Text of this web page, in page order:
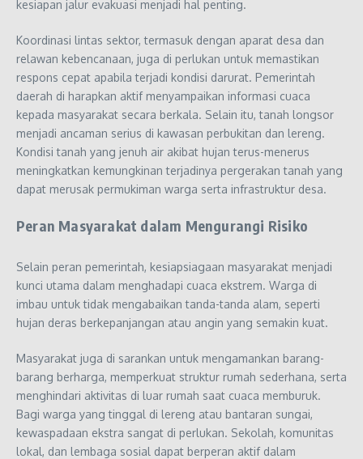
kesiapan jalur evakuasi menjadi hal penting.
Koordinasi lintas sektor, termasuk dengan aparat desa dan
relawan kebencanaan, juga di perlukan untuk memastikan
respons cepat apabila terjadi kondisi darurat. Pemerintah
daerah di harapkan aktif menyampaikan informasi cuaca
kepada masyarakat secara berkala. Selain itu, tanah longsor
menjadi ancaman serius di kawasan perbukitan dan lereng.
Kondisi tanah yang jenuh air akibat hujan terus-menerus
meningkatkan kemungkinan terjadinya pergerakan tanah yang
dapat merusak permukiman warga serta infrastruktur desa.
Peran Masyarakat dalam Mengurangi Risiko
Selain peran pemerintah, kesiapsiagaan masyarakat menjadi
kunci utama dalam menghadapi cuaca ekstrem. Warga di
imbau untuk tidak mengabaikan tanda-tanda alam, seperti
hujan deras berkepanjangan atau angin yang semakin kuat.
Masyarakat juga di sarankan untuk mengamankan barang-
barang berharga, memperkuat struktur rumah sederhana, serta
menghindari aktivitas di luar rumah saat cuaca memburuk.
Bagi warga yang tinggal di lereng atau bantaran sungai,
kewaspadaan ekstra sangat di perlukan. Sekolah, komunitas
lokal, dan lembaga sosial dapat berperan aktif dalam